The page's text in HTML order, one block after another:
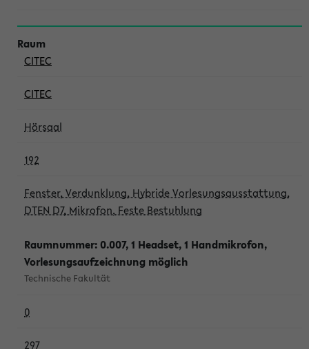
CITEC
CITEC
Hörsaal
192
Fenster, Verdunklung, Hybride Vorlesungsausstattung,
DTEN D7, Mikrofon, Feste Bestuhlung
Raumnummer: 0.007, 1 Headset, 1 Handmikrofon,
Vorlesungsaufzeichnung möglich
Technische Fakultät
0
297